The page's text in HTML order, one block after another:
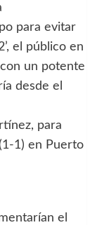
para evitar
el público en
un potente
desde el
para
1) en Puerto
el